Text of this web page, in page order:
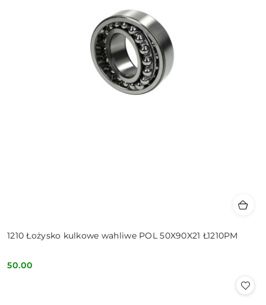
1210 Łożysko kulkowe wahliwe POL 50X90X21 Ł1210PM
Cena:
50.00